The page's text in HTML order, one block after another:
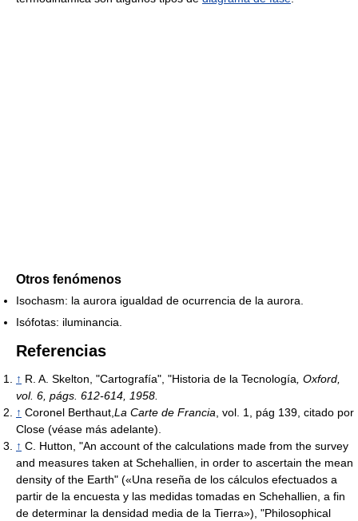
Otros fenómenos
Isochasm: la aurora igualdad de ocurrencia de la aurora.
Isófotas: iluminancia.
Referencias
↑ R. A. Skelton, "Cartografía", "Historia de la Tecnología , Oxford,
vol. 6, págs. 612-614, 1958.
↑ Coronel Berthaut, La Carte de Francia , vol. 1, pág 139, citado por
Close (véase más adelante).
↑ C. Hutton, "An account of the calculations made from the survey
and measures taken at Schehallien, in order to ascertain the mean
density of the Earth" («Una reseña de los cálculos efectuados a
partir de la encuesta y las medidas tomadas en Schehallien, a fin
de determinar la densidad media de la Tierra»), "Philosophical